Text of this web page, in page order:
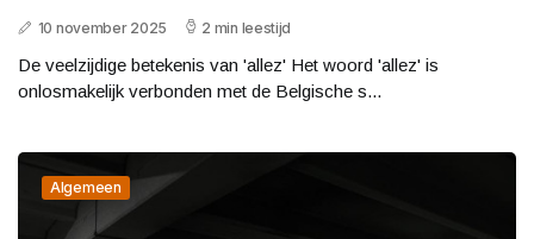
10 november 2025 2 min leestijd
De veelzijdige betekenis van 'allez' Het woord 'allez' is
onlosmakelijk verbonden met de Belgische s...
Algemeen